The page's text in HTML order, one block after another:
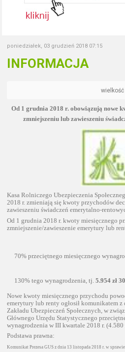
poniedziałek, 03 grudzień 2018 07:15
INFORMACJA
Od 1 grudnia 2018 r. obowiązują nowe
zmniejszeniu lub zawieszeniu
Kasa Rolniczego Ubezpieczenia
2018 r. zmieniają się kwoty przychodów
zawieszeniu świadczeń emerytalno-
Od 1 grudnia 2018 r. kwoty miesięcznego
zmniejszenie/zawieszenie emerytury lub
70% przeciętnego miesięcznego
130% tego wynagrodzenia, tj.5.954 zł
Nowe kwoty miesięcznego przychodu
emerytury lub renty ogłosił komunikatem z
Zakładu Ubezpieczeń Społecznych, w
Głównego Urzędu Statystycznego
wynagrodzenia w III kwartale 2018 r. (4.580
Podstawa prawna:
Komunikat Prezesa GUS z dnia 13 listopada 2018 r. w